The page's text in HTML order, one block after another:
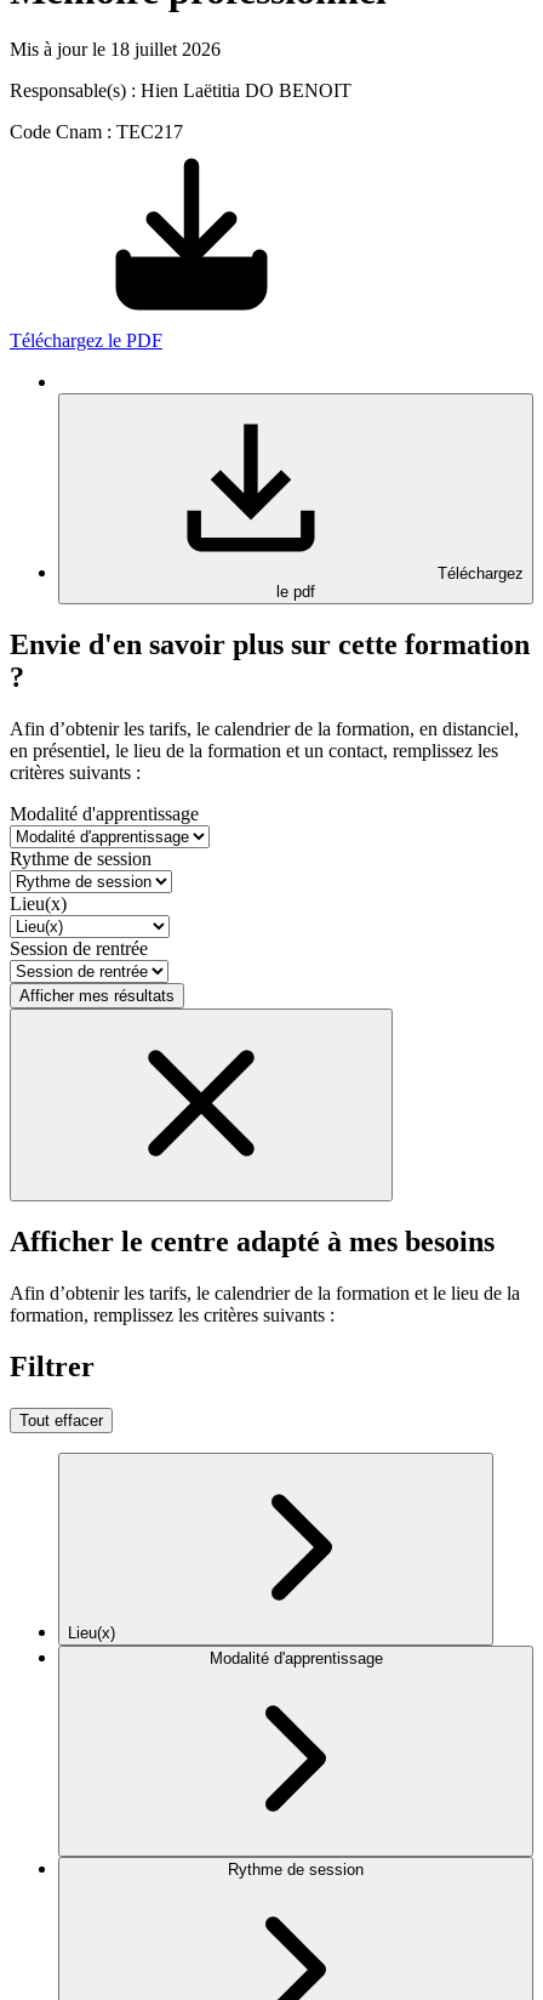
Mis à jour le 18 juillet 2026
Responsable(s) : Hien Laëtitia DO BENOIT
Code Cnam : TEC217
Téléchargez le PDF
Téléchargez
le pdf
Envie d'en savoir plus sur cette formation
?
Afin d’obtenir les tarifs, le calendrier de la formation, en distanciel,
en présentiel, le lieu de la formation et un contact, remplissez les
critères suivants :
Modalité d'apprentissage
Rythme de session
Lieu(x)
Session de rentrée
Afficher mes résultats
Afficher le centre adapté à mes besoins
Afin d’obtenir les tarifs, le calendrier de la formation et le lieu de la
formation, remplissez les critères suivants :
Filtrer
Tout effacer
Lieu(x)
Modalité d'apprentissage
Rythme de session